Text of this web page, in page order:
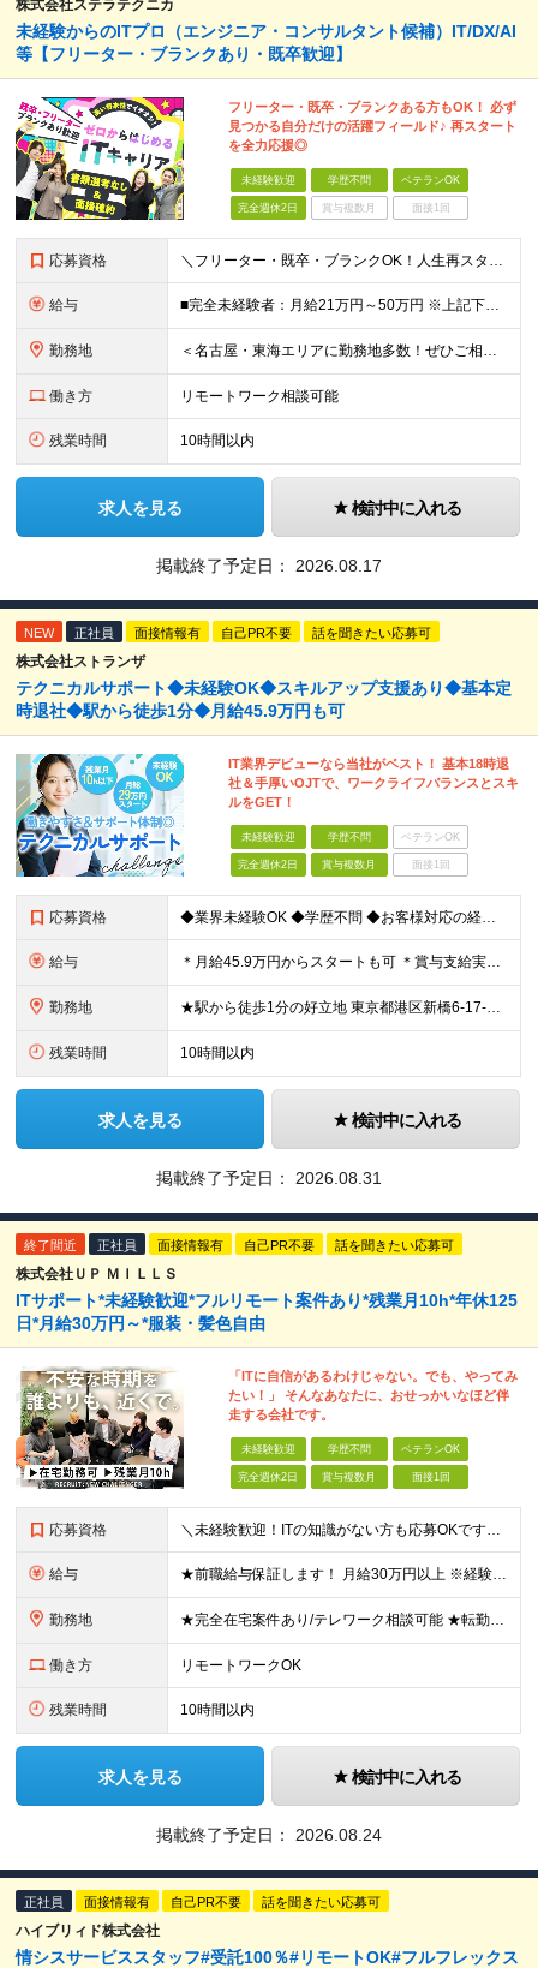
株式会社ステラテクニカ
未経験からのITプロ（エンジニア・コンサルタント候補）IT/DX/AI
等【フリーター・ブランクあり・既卒歓迎】
フリーター・既卒・ブランクある方もOK！ 必ず
見つかる自分だけの活躍フィールド♪ 再スタート
を全力応援◎
未経験歓迎 学歴不問 ベテランOK
完全週休2日 賞与複数月 面接1回
応募資格 ＼フリーター・既卒・ブランクOK！人生再スタートを応援します／ 【学歴・経験不問】 ・未経験OK ・IT業界未経験OK ・第二新卒歓迎 ・社会人経験が浅い方も歓迎 ・異業種からの転職歓迎 【下記の方
給与 ■完全未経験者：月給21万円～50万円 ※上記下限金額は最低保証額 ※経験・スキルに応じて優遇 ※残業代は別途支給
勤務地 ＜名古屋・東海エリアに勤務地多数！ぜひご相談ください＞ 【転勤なし】本社および東海エリアの業務先 本社／愛知県名古屋市中村区名駅 ※敷地内全面禁煙
働き方 リモートワーク相談可能
残業時間 10時間以内
求人を見る 検討中に入れる
掲載終了予定日： 2026.08.17
NEW 正社員 面接情報有 自己PR不要 話を聞きたい応募可
株式会社ストランザ
テクニカルサポート◆未経験OK◆スキルアップ支援あり◆基本定
時退社◆駅から徒歩1分◆月給45.9万円も可
IT業界デビューなら当社がベスト！ 基本18時退
社＆手厚いOJTで、ワークライフバランスとスキ
ルをGET！
未経験歓迎 学歴不問 ベテランOK
完全週休2日 賞与複数月 面接1回
応募資格 ◆業界未経験OK ◆学歴不問 ◆お客様対応の経験がある方（目安：1年以上） ＼こんな方はすぐにご活躍いただけます／ ※必須ではございませんので、ご安心ください！ ◇レセプトコンピューターの知識がある
給与 ＊月給45.9万円からスタートも可 ＊賞与支給実績あり（業績連動型） ＊年収500万円以上も可能！ 月給292,000円～459,000円 ※月給は経験・スキルを考慮し決定しています ※給与には固
勤務地 ★駅から徒歩1分の好立地 東京都港区新橋6-17-21 住友不動産 御成門駅前ビル 3F (変更の範囲)上記を除く当社関連勤務地
残業時間 10時間以内
求人を見る 検討中に入れる
掲載終了予定日： 2026.08.31
終了間近 正社員 面接情報有 自己PR不要 話を聞きたい応募可
株式会社ＵＰ ＭＩＬＬＳ
ITサポート*未経験歓迎*フルリモート案件あり*残業月10h*年休125
日*月給30万円～*服装・髪色自由
「ITに自信があるわけじゃない。でも、やってみ
たい！」 そんなあなたに、おせっかいなほど伴
走する会社です。
未経験歓迎 学歴不問 ベテランOK
完全週休2日 賞与複数月 面接1回
応募資格 ＼未経験歓迎！ITの知識がない方も応募OKです◎／ ※学歴不問・第二新卒OK ＜こんな方にぴったりです＞ ・自分らしく働ける環境がいい方 ・気軽に相談できる相手が欲しい方 ・ワークライフバランスを大
給与 ★前職給与保証します！ 月給30万円以上 ※経験・スキルを考慮の上、決定します。 ※上記月給には固定残業代（35時間分／5万2,500円～）を含みます ※固定残業代は給与に応じて変動します ※残業
勤務地 ★完全在宅案件あり/テレワーク相談可能 ★転勤なし 東京都中央区日本橋久松町11-8 REGRARD NINGYOCHO B1F ┗一都三県（東京・神奈川・千葉・埼玉）の案件先へ勤務いただきます。
働き方 リモートワークOK
残業時間 10時間以内
求人を見る 検討中に入れる
掲載終了予定日： 2026.08.24
正社員 面接情報有 自己PR不要 話を聞きたい応募可
ハイブリィド株式会社
情シスサービススタッフ#受託100％#リモートOK#フルフレックス